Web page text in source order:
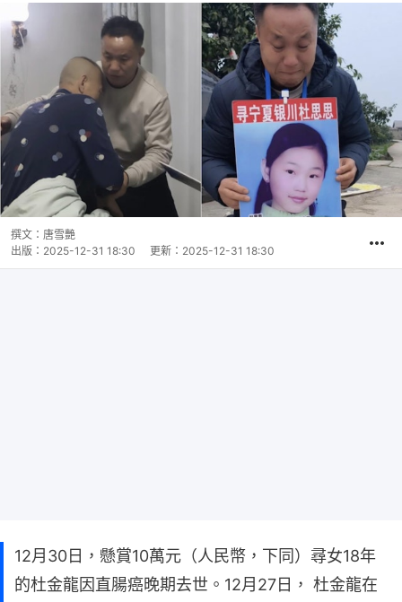
撰文： 唐雪艷
出版： 2025-12-31 18:30 更新： 2025-12-31 18:30
12月30日，懸賞10萬元（人民幣，下同）尋女18年
的杜金龍因直腸癌晚期去世。12月27日， 杜金龍在